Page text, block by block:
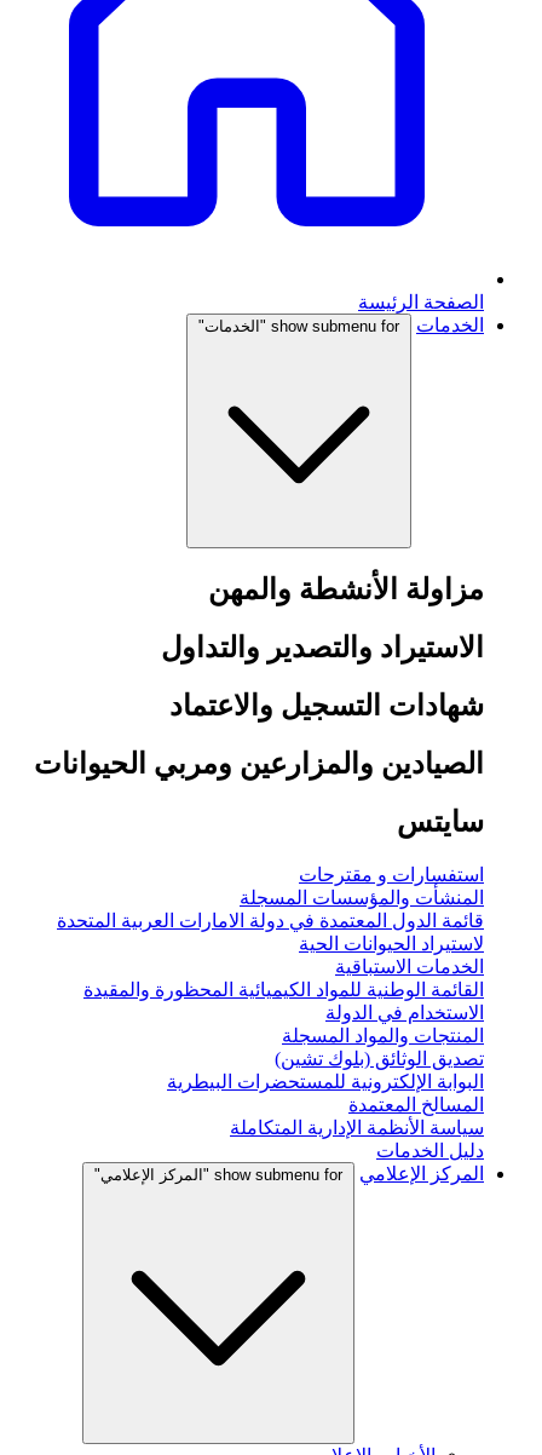
الصفحة الرئيسة
الخدمات
show submenu for "الخدمات"
مزاولة الأنشطة والمهن
الاستيراد والتصدير والتداول
شهادات التسجيل والاعتماد
الصيادين والمزارعين ومربي الحيوانات
سايتس
استفسارات و مقترحات
المنشأت والمؤسسات المسجلة
قائمة الدول المعتمدة في دولة الامارات العربية المتحدة
لاستيراد الحيوانات الحية
الخدمات الاستباقية
القائمة الوطنية للمواد الكيميائية المحظورة والمقيدة
الاستخدام في الدولة
المنتجات والمواد المسجلة
تصديق الوثائق (بلوك تشين)
البوابة الإلكترونية للمستحضرات البيطرية
المسالخ المعتمدة
سياسة الأنظمة الإدارية المتكاملة
دليل الخدمات
المركز الإعلامي
show submenu for "المركز الإعلامي"